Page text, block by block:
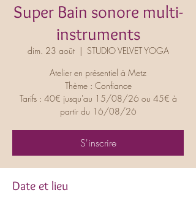
Super Bain sonore multi-
instruments
dim. 23 août
  |
STUDIO VELVET YOGA
Atelier en présentiel à Metz
Thème : Confiance
Tarifs : 40€ jusqu'au 15/08/26 ou 45€ à
partir du 16/08/26
S'inscrire
Date et lieu